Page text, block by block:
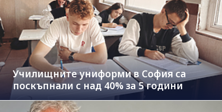
Училищните униформи в София са
поскъпнали с над 40% за 5 години